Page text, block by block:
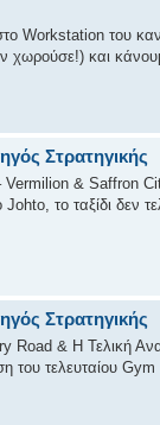
Workstation του
χωρούσε!) και
Στρατηγικής
& Saffron
το ταξίδι δεν
Στρατηγικής
& Η Τελική
τελευταίου Gym